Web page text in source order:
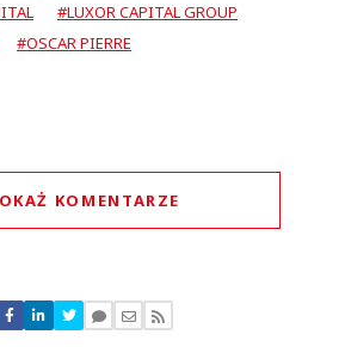
#LUXOR CAPITAL GROUP
#OSCAR PIERRE
KOMENTARZE
Nie znaleziono komentarzy
swoje komentarze